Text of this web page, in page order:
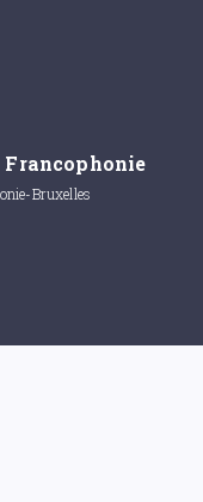
Francophonie
Bruxelles